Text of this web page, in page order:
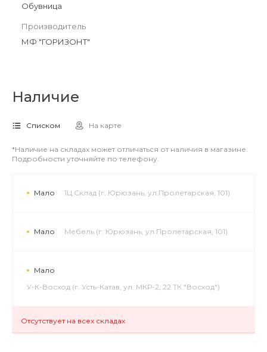
Обувница
Производитель
МФ "ГОРИЗОНТ"
Наличие
Списком На карте
*Наличие на складах может отличаться от наличия в магазине.
Подробности уточняйте по телефону.
Мало 1Ц.Склад (г. Юрюзань, ул.Пролетарская, 101)
Мало Мебель (г. Юрюзань, ул.Пролетарская, 101)
Мало
У-К-Восход (г. Усть-Катав, ул. МКР-2, 22 ТК "Восход")
Отсутствует на всех складах